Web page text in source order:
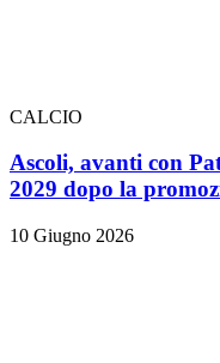
CALCIO
Ascoli, avanti con
2029 dopo la
10 Giugno 2026